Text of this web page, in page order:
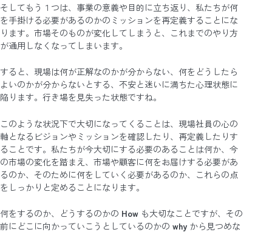
そしてもう１つは、事業の意義や目的に立ち返り、私たちが何
を手掛ける必要があるのかのミッションを再定義することにな
ります。市場そのものが変化してしまうと、これまでのやり方
が通用しなくなってしまいます。
すると、現場は何が正解なのかが分からない、何をどうしたら
よいのかが分からないとする、不安と迷いに満ちた心理状態に
陥ります。行き場を見失った状態ですね。
このような状況下で大切になってくることは、現場社員の心の
軸となるビジョンやミッションを確認したり、再定義したりす
ることです。私たちが今大切にする必要のあることは何か、今
の市場の変化を踏まえ、市場や顧客に何をお届けする必要があ
るのか、そのために何をしていく必要があるのか、これらの点
をしっかりと定めることになります。
何をするのか、どうするのかの How も大切なことですが、その
前にどこに向かっていこうとしているのかの why から見つめな